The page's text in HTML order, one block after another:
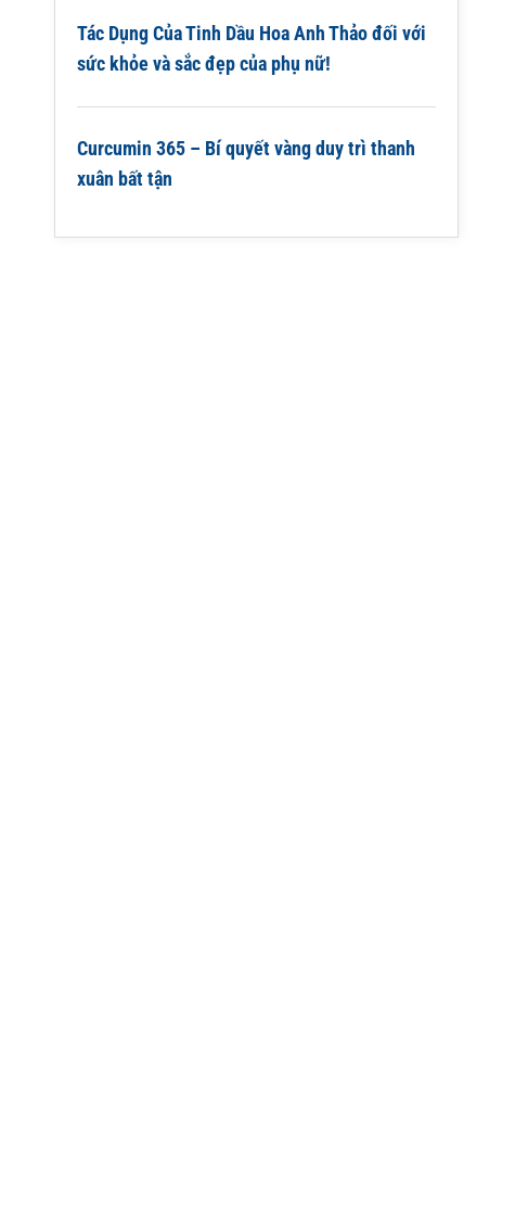
Tác Dụng Của Tinh Dầu Hoa Anh Thảo đối với
sức khỏe và sắc đẹp của phụ nữ!
Curcumin 365 – Bí quyết vàng duy trì thanh
xuân bất tận